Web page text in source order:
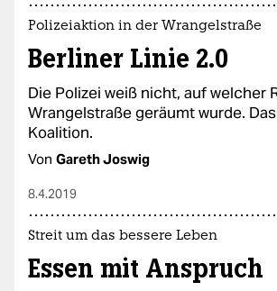
Polizeiaktion in der Wrangelstraße
Berliner Linie 2.0
Die Polizei weiß nicht, auf welcher
Wrangelstraße geräumt wurde.
Koalition.
Von Gareth Joswig
8.4.2019
Streit um das bessere Leben
Essen mit Anspruch